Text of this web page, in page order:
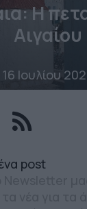
Η
Αιγαίου
16 Ιουλίου
post